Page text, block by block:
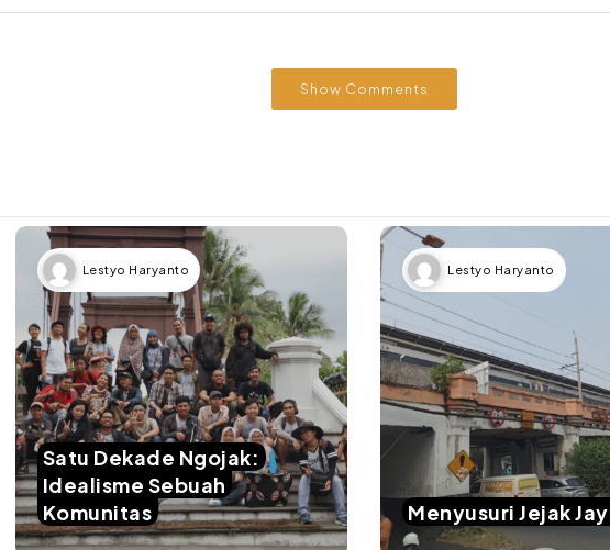
Show Comments
Lestyo Haryanto
Satu Dekade Ngojak:
Idealisme Sebuah
Komunitas
Lestyo Haryanto
Menyusuri Jejak